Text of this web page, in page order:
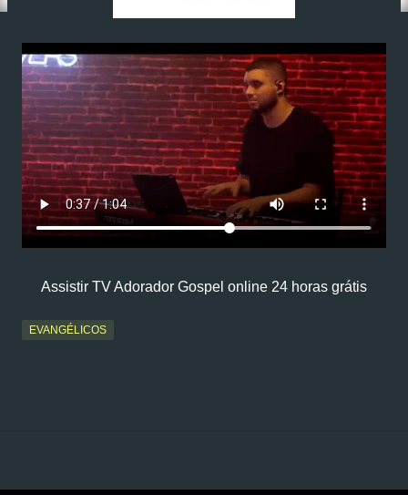
Assistir TV Adorador Gospel online 24 horas grátis
EVANGÉLICOS